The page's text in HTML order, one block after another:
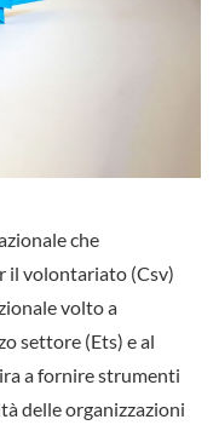
che
il volontariato (Csv)
volto a
settore (Ets) e al
a fornire strumenti
delle organizzazioni